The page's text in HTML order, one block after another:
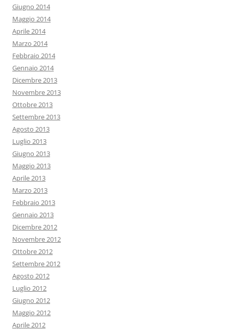
Giugno 2014
Maggio 2014
Aprile 2014
Marzo 2014
Febbraio 2014
Gennaio 2014
Dicembre 2013
Novembre 2013
Ottobre 2013
Settembre 2013
Agosto 2013
Luglio 2013
Giugno 2013
Maggio 2013
Aprile 2013
Marzo 2013
Febbraio 2013
Gennaio 2013
Dicembre 2012
Novembre 2012
Ottobre 2012
Settembre 2012
Agosto 2012
Luglio 2012
Giugno 2012
Maggio 2012
Aprile 2012